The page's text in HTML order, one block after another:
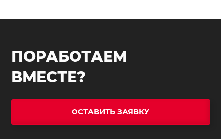
ПОРАБОТАЕМ
ВМЕСТЕ?
ОСТАВИТЬ ЗАЯВКУ